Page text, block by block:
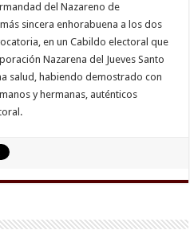
del Nazareno de
sincera enhorabuena a los dos
en un Cabildo electoral que
Nazarena del Jueves Santo
salud, habiendo demostrado con
y hermanas, auténticos